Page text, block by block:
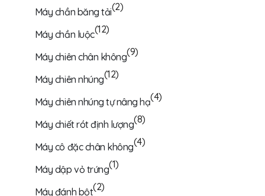
Máy chần băng tải(2)
Máy chần luộc(12)
Máy chiên chân không(9)
Máy chiên nhúng(12)
Máy chiên nhúng tự nâng hạ(4)
Máy chiết rót định lượng(8)
Máy cô đặc chân không(4)
Máy dập vỏ trứng(1)
Máy đánh bột(2)